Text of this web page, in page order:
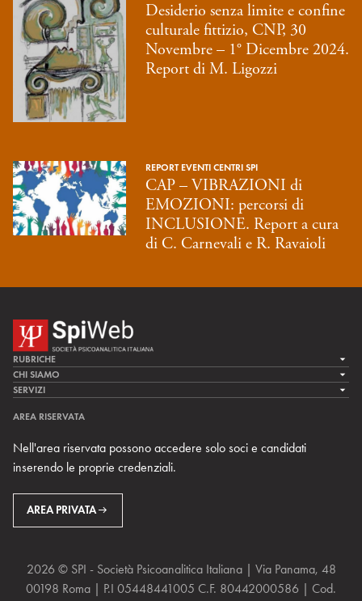
Desiderio senza limite e confine
culturale fittizio, CNP, 30
Novembre – 1° Dicembre 2024.
Report di M. Ligozzi
REPORT EVENTI CENTRI SPI
CAP – VIBRAZIONI di
EMOZIONI: percorsi di
INCLUSIONE. Report a cura
di C. Carnevali e R. Ravaioli
RUBRICHE
LA CURA
LA RICERCA
MULTIMEDIA
CHI SIAMO
LA SPI
TEAM DI SPIWEB
CONTATTI
RIVISTE
SERVIZI
ARCHIVIO STORICO
AREA RISERVATA
Nell'area riservata possono accedere solo soci e candidati
inserendo le proprie credenziali.
AREA PRIVATA
2026 © SPI - Società Psicoanalitica Italiana | Via Panama, 48
00198 Roma | P.I 05448441005 C.F. 80442000586 | Cod.